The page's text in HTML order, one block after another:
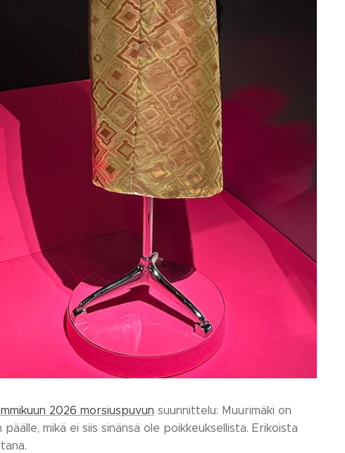
2026 morsiuspuvun suunnittelu: Muurimäki on
mikä ei siis sinänsä ole poikkeuksellista. Erikoista